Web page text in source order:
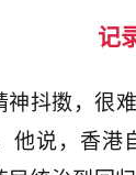
记
神抖擞，很
他说，香港